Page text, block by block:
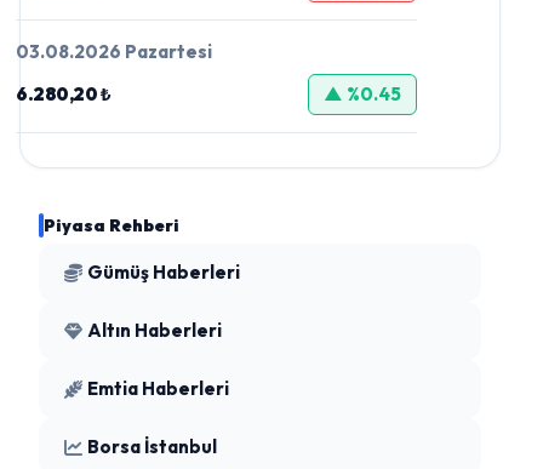
03.08.2026 Pazartesi
6.280,20 ₺
▲ %0.45
Piyasa Rehberi
Gümüş Haberleri
Altın Haberleri
Emtia Haberleri
Borsa İstanbul